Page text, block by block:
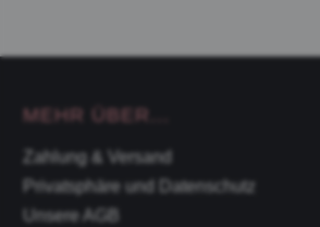
MEHR ÜBER...
Zahlung & Versand
Privatsphäre und Datenschutz
Unsere AGB